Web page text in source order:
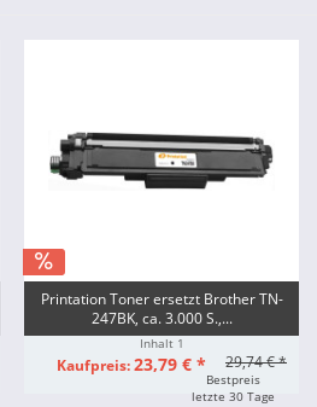
Printation Toner ersetzt Brother TN-
247BK, ca. 3.000 S.,...
Inhalt 1
Kaufpreis:23,79 € * 29,74 € *
Bestpreis
letzte 30 Tage